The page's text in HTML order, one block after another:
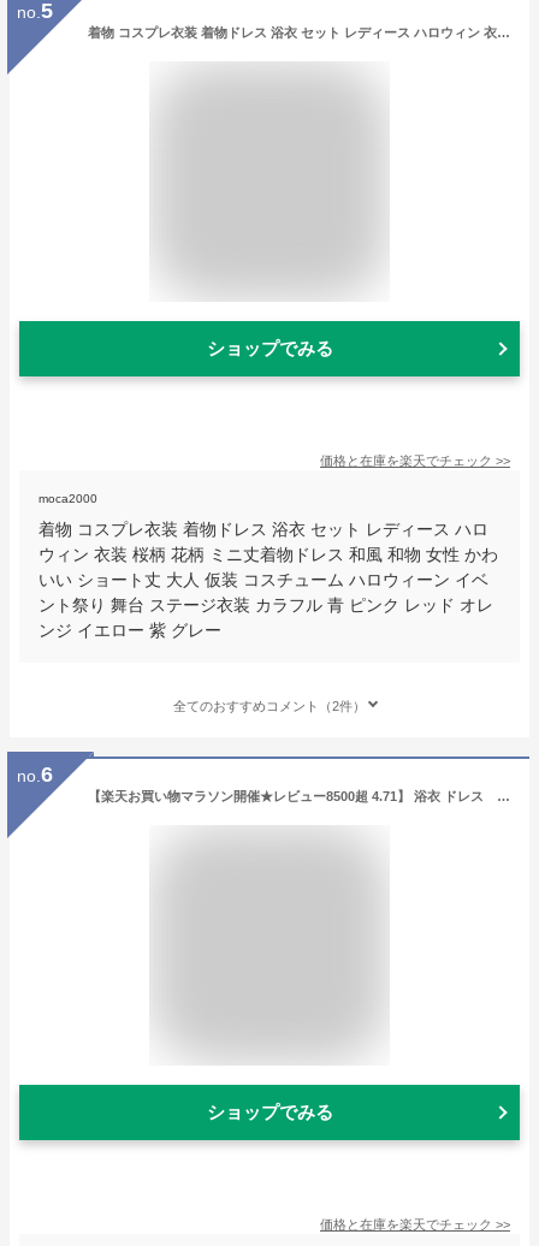
no. 5
着物 コスプレ衣装 着物ドレス 浴衣 セット レディース ハロウィン 衣装 桜柄 花柄 ミニ丈着物ドレス 和風 和物 女性 かわいい ショート丈 大人 仮装 コスチューム ハロウィーン イベント祭り 舞台 ステージ衣装 カラフル 青 ピンク レッド オレンジ イエロー 紫 グレー
ショップでみる
価格と在庫を楽天でチェック >>
moca2000
着物 コスプレ衣装 着物ドレス 浴衣 セット レディース ハロ
ウィン 衣装 桜柄 花柄 ミニ丈着物ドレス 和風 和物 女性 かわ
いい ショート丈 大人 仮装 コスチューム ハロウィーン イベ
ント祭り 舞台 ステージ衣装 カラフル 青 ピンク レッド オレ
ンジ イエロー 紫 グレー
全てのおすすめコメント（2件）
no. 6
【楽天お買い物マラソン開催★レビュー8500超 4.71】 浴衣 ドレス 上着 スカート 帯 3点セット フリーサイズ 中学生 高校生 高学年 浴衣風ドレス 和風ドレス 浴衣 着物 セット レディース 大人 コスプレ ドレス 衣装 コスチューム よさこい ミニドレス ミニ丈 和柄 和風
ショップでみる
価格と在庫を楽天でチェック >>